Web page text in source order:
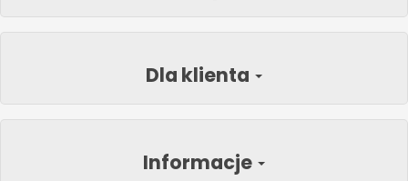
Dla klienta
Informacje